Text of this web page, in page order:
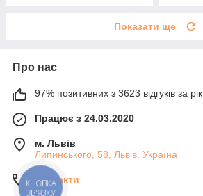
Показати ще
Про нас
97% позитивних з 3623 відгуків за рік
Працює з 24.03.2020
м. Львів
Липинського, 58, Львів, Україна
Контакти
КНОПКА
ЗВ'ЯЗКУ